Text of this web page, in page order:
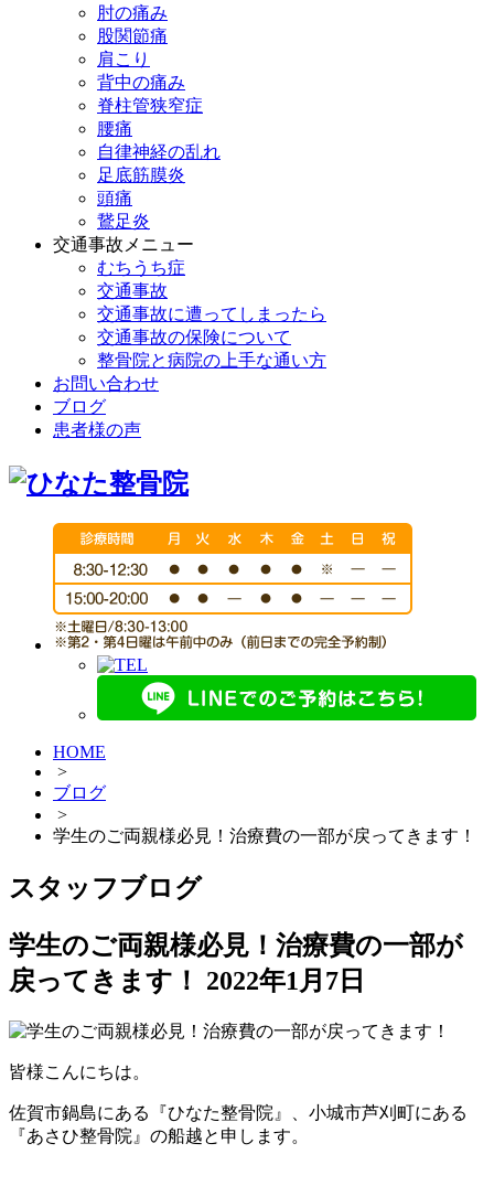
肘の痛み
股関節痛
肩こり
背中の痛み
脊柱管狭窄症
腰痛
自律神経の乱れ
足底筋膜炎
頭痛
鵞足炎
交通事故メニュー
むちうち症
交通事故
交通事故に遭ってしまったら
交通事故の保険について
整骨院と病院の上手な通い方
お問い合わせ
ブログ
患者様の声
HOME
>
ブログ
>
学生のご両親様必見！治療費の一部が戻ってきます！
スタッフブログ
学生のご両親様必見！治療費の一部が
戻ってきます！
2022年1月7日
皆様こんにちは。
佐賀市鍋島にある『ひなた整骨院』、小城市芦刈町にある
『あさひ整骨院』の船越と申します。